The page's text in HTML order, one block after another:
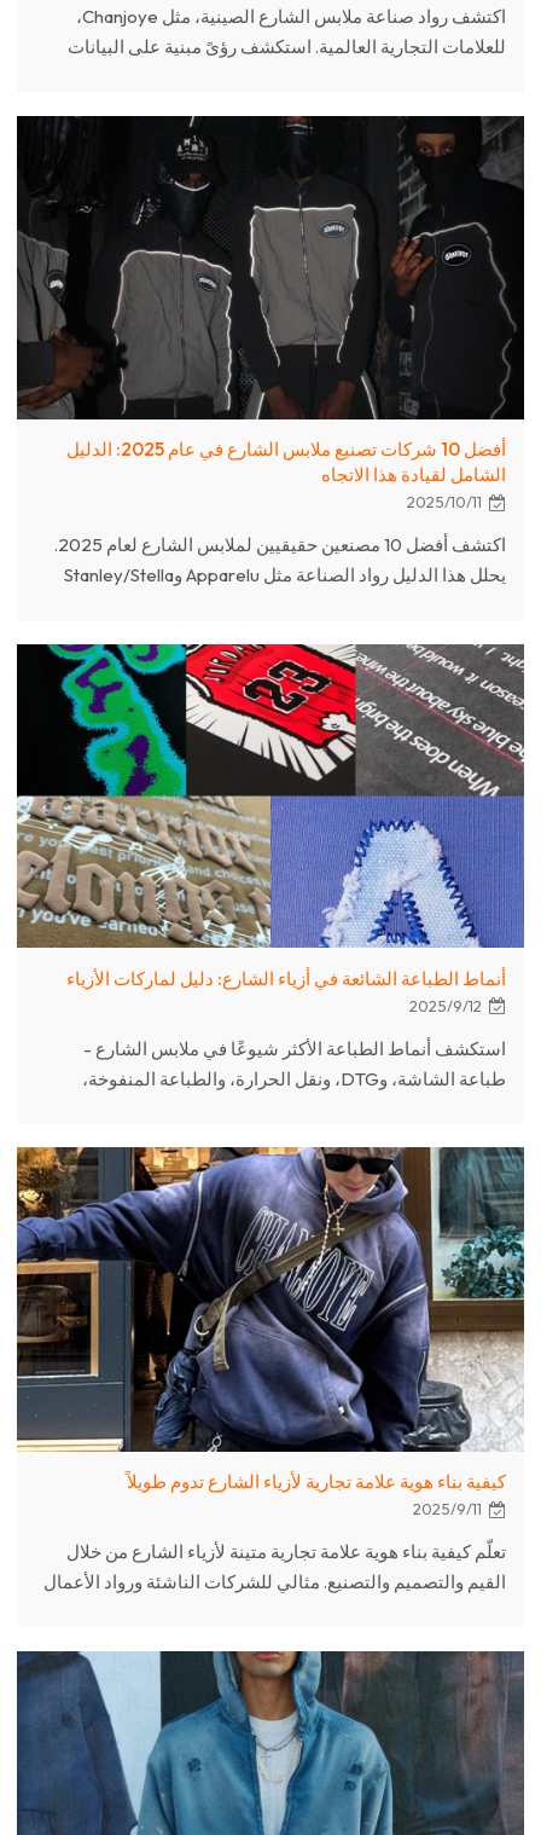
اكتشف رواد صناعة ملابس الشارع الصينية، مثل Chanjoye،
للعلامات التجارية العالمية. استكشف رؤىً مبنية على البيانات
أفضل 10 شركات تصنيع ملابس الشارع في عام 2025: الدليل
الشامل لقيادة هذا الاتجاه
2025/10/11
اكتشف أفضل 10 مصنعين حقيقيين لملابس الشارع لعام 2025.
يحلل هذا الدليل رواد الصناعة مثل Apparelu وStanley/Stella
والخياط أو المستدام أو واسع النطاق.
أنماط الطباعة الشائعة في أزياء الشارع: دليل لماركات الأزياء
2025/9/12
استكشف أنماط الطباعة الأكثر شيوعًا في ملابس الشارع -
طباعة الشاشة، وDTG، ونقل الحرارة، والطباعة المنفوخة،
كيفية بناء هوية علامة تجارية لأزياء الشارع تدوم طويلاً
2025/9/11
تعلّم كيفية بناء هوية علامة تجارية متينة لأزياء الشارع من خلال
القيم والتصميم والتصنيع. مثالي للشركات الناشئة ورواد الأعمال